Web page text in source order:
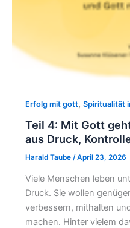
Erfolg mit gott, Spiritualität
Teil 4: Mit Gott
aus Druck,
Harald Taube /April 23, 2026
Viele Menschen leben
Druck. Sie wollen
verbessern, mithalten
machen. Hinter vielem